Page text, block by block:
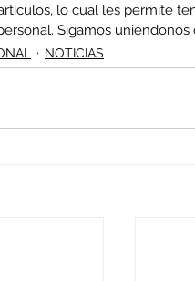
lo cual les permite
Sigamos
NOTICIAS